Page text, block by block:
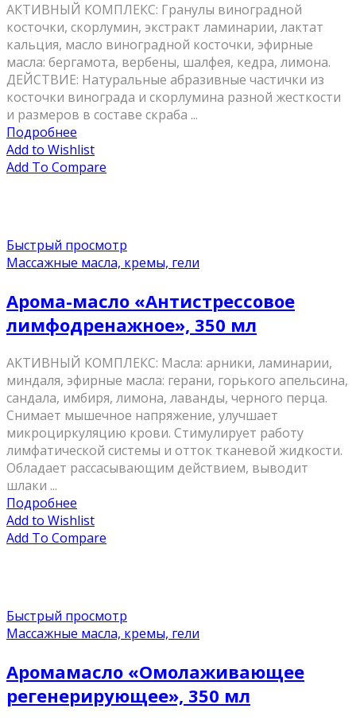
АКТИВНЫЙ КОМПЛЕКС: Гранулы виноградной
косточки, скорлумин, экстракт ламинарии, лактат
кальция, масло виноградной косточки, эфирные
масла: бергамота, вербены, шалфея, кедра, лимона.
ДЕЙСТВИЕ: Натуральные абразивные частички из
косточки винограда и скорлумина разной жесткости
и размеров в составе скраба ...
Подробнее
Add to Wishlist
Add To Compare
Быстрый просмотр
Массажные масла, кремы, гели
Арома-масло «Антистрессовое
лимфодренажное», 350 мл
АКТИВНЫЙ КОМПЛЕКС: Масла: арники, ламинарии,
миндаля, эфирные масла: герани, горького апельсина,
сандала, имбиря, лимона, лаванды, черного перца.
Снимает мышечное напряжение, улучшает
микроциркуляцию крови. Стимулирует работу
лимфатической системы и отток тканевой жидкости.
Обладает рассасывающим действием, выводит
шлаки ...
Подробнее
Add to Wishlist
Add To Compare
Быстрый просмотр
Массажные масла, кремы, гели
Аромамасло «Омолаживающее
регенерирующее», 350 мл